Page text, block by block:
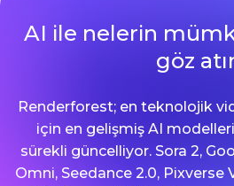
AI ile nelerin
göz
Renderforest; en teknolojik
için en gelişmiş AI
sürekli güncelliyor. Sora 2,
Omni, Seedance 2.0, Pixverse